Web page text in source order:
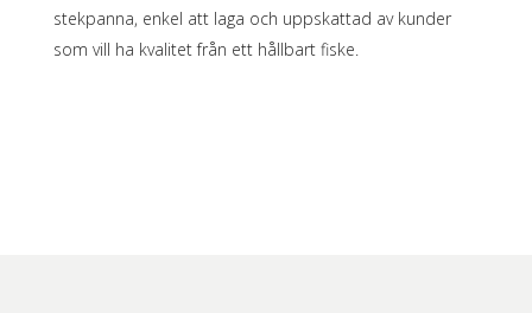
stekpanna, enkel att laga och uppskattad av kunder
som vill ha kvalitet från ett hållbart fiske.